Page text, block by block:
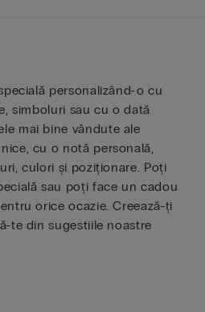
personalizând-o cu
simboluri sau cu o dată
mai bine vândute ale
cu o notă personală,
culori și poziționare. Poți
sau poți face un cadou
orice ocazie. Creează-ți
te din sugestiile noastre